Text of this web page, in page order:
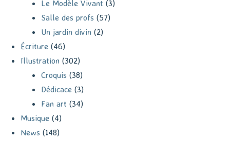
Le Modèle Vivant (3)
Salle des profs (57)
Un jardin divin (2)
Écriture (46)
Illustration (302)
Croquis (38)
Dédicace (3)
Fan art (34)
Musique (4)
News (148)